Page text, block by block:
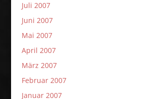
Juli 2007
Juni 2007
Mai 2007
April 2007
März 2007
Februar 2007
Januar 2007